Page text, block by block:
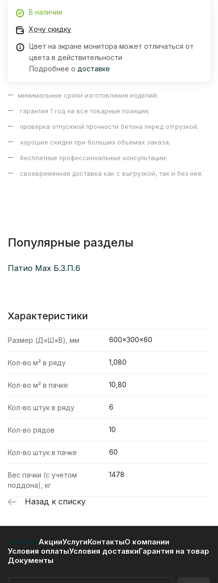
В наличии
Хочу скидку
Цвет на экране монитора может отличаться от
цвета в действительности
Подробнее о доставке
минимальные сроки изготовления изделий;
гарантия 1 год на все товарные позиции;
проверка отпускной прочности бетона перед отгрузкой;
хорошие скидки при больших объёмах заказа;
бесплатные профессиональные консультации;
своевременная доставка как с выгрузкой, так и без неё.
Популярные разделы
Патио Max Б.3.П.6
Характеристики
Размер (Д×Ш×В), мм 600×300×60
Кол-во м² в ряду 1,080
Кол-во м² в пачке 10,80
Кол-во штук в ряду 6
Кол-во рядов 10
Кол-во штук в пачке 60
Вес пачки (с учетом
поддона), кг
1478
Назад к списку
КаталогАкцииУслугиКонтактыО компании
Условия оплатыУсловия доставкиГарантия на товар
Документы